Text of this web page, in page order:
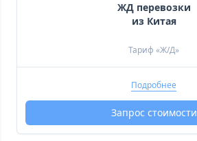
ЖД перевозки
из Китая
Тариф «Ж/Д»
Подробнее
Запрос стоимости